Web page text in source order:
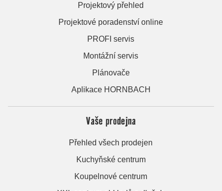
Projektový přehled
Projektové poradenství online
PROFI servis
Montážní servis
Plánovače
Aplikace HORNBACH
Vaše prodejna
Přehled všech prodejen
Kuchyňské centrum
Koupelnové centrum